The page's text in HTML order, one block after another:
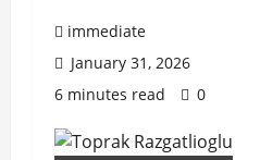
immediate
January 31, 2026
6 minutes read
0